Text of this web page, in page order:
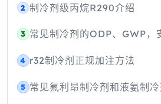
2 制冷剂级丙烷R290介绍
3 常见制冷剂的ODP、GWP，
4 r32制冷剂正规加注方法
5 常见氟利昂制冷剂和液氨制